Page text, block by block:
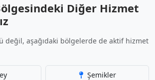
Diğer Hizmet
değil, aşağıdaki bölgelerde de aktif hizmet
Şemikler